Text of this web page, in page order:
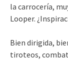
la carrocería,
Looper.
Bien dirigida,
tiroteos,